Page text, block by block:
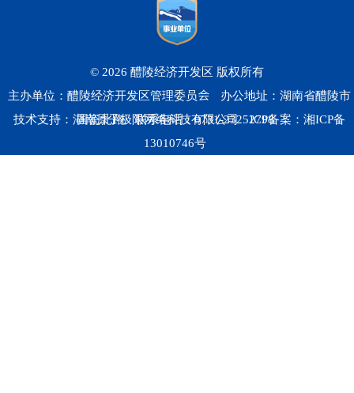
© 2026 醴陵经济开发区 版权所有
主办单位：醴陵经济开发区管理委员会
办公地址：湖南省醴陵市
国瓷北路
联系电话：0731-23252798
技术支持：湖南原子极限网络科技有限公司 ICP备案： 湘ICP备
13010746号